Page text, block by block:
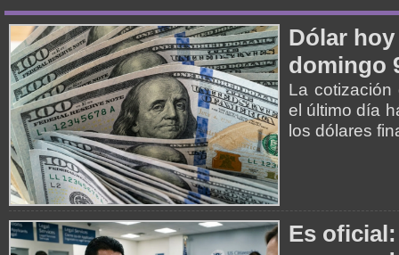
Dólar
domingo
La
el último día
los dólares
Es